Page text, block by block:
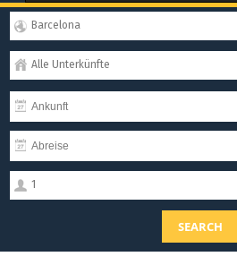
Barcelona
Alle Unterkünfte
1
SEARCH